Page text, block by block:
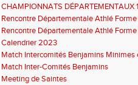
CHAMPIONNATS DÉPARTEMENTAUX
Rencontre Départementale Athlé
Rencontre Départementale Athlé
Calendrier 2023
Match Intercomités Benjamins Minimes
Match Inter-Comités Benjamins
Meeting de Saintes